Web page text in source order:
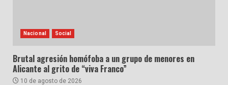
Nacional Social
Brutal agresión homófoba a un grupo de menores en
Alicante al grito de “viva Franco”
10 de agosto de 2026